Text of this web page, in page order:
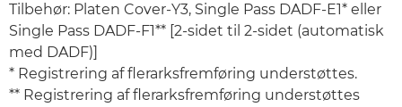
Tilbehør: Platen Cover-Y3, Single Pass DADF-E1* eller
Single Pass DADF-F1** [2-sidet til 2-sidet (automatisk
med DADF)]
* Registrering af flerarksfremføring understøttes.
** Registrering af flerarksfremføring understøttes